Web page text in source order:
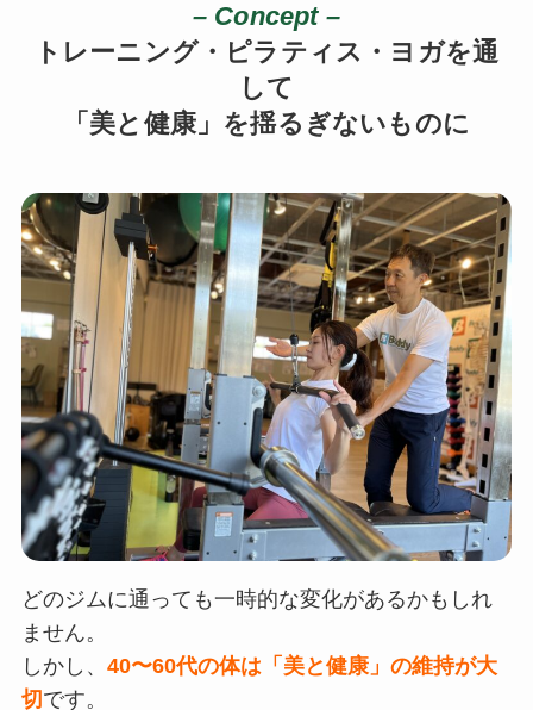
– Concept –
トレーニング・ピラティス・ヨガを通
して
「美と健康」を揺るぎないものに
どのジムに通っても一時的な変化があるかもしれ
ません。
しかし、 40〜60代の体は「美と健康」の維持が大
切です。